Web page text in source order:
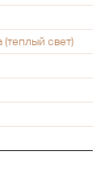
(теплый свет)